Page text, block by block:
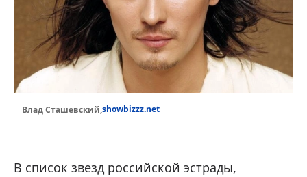
Влад Сташевский,showbizzz.net
В список звезд российской эстрады,